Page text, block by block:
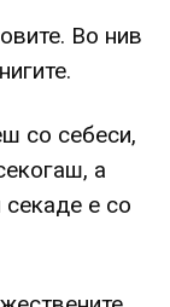
Во нив
со себеси,
а
е со